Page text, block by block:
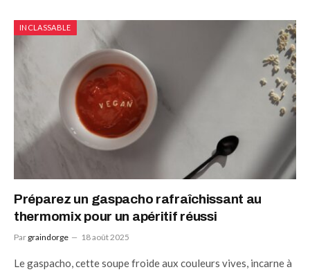
INCLASSABLE
Préparez un gaspacho rafraîchissant au
thermomix pour un apéritif réussi
Par graindorge 18 août 2025
Le gaspacho, cette soupe froide aux couleurs vives, incarne à